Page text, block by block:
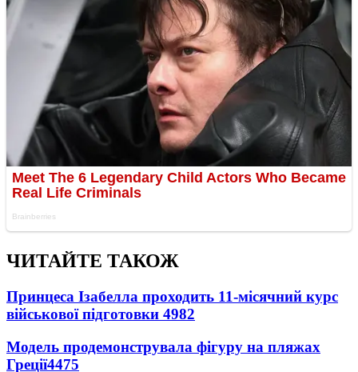
ЧИТАЙТЕ ТАКОЖ
Принцеса Ізабелла проходить 11-місячний курс
військової підготовки 4982
Модель продемонструвала фігуру на пляжах
Греції4475